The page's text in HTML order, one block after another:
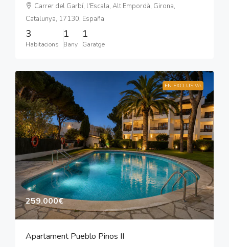
Carrer del Garbí, l'Escala, Alt Empordà, Girona,
Catalunya, 17130, España
3
Habitacions
1
Bany
1
Garatge
EN EXCLUSIVA
259.000€
Apartament Pueblo Pinos II